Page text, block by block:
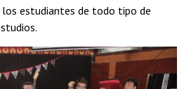
estudiantes de todo tipo de